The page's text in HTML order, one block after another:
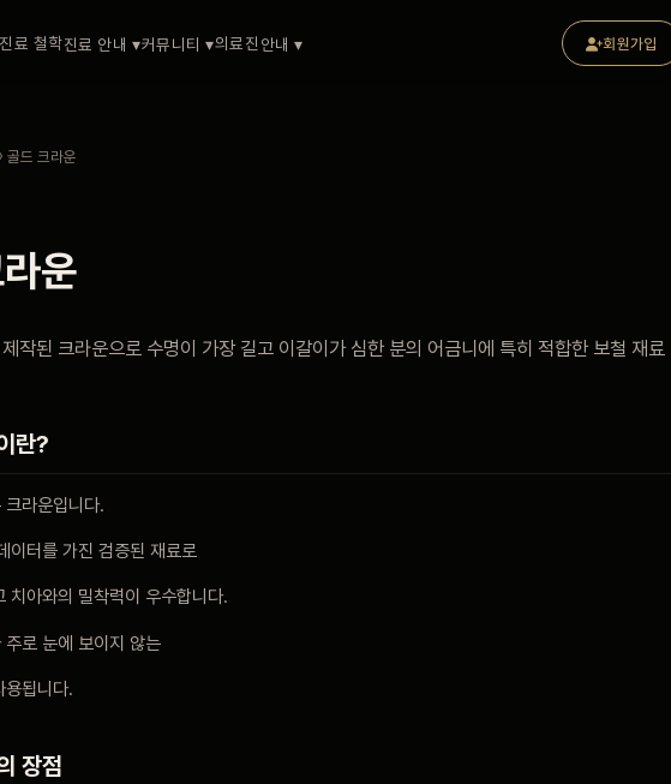
진료 철학진료 안내 ▾커뮤니티 ▾의료진 안내 ▾ 회원가입
› 골드 크라운
운
작된 크라운으로 수명이 가장 길고 이갈이가 심한 분의 어금니에 특히 적합한 보철 재료
란?
크라운입니다.
이터를 가진 검증된 재료로
치아와의 밀착력이 우수합니다.
로 눈에 보이지 않는
용됩니다.
장점